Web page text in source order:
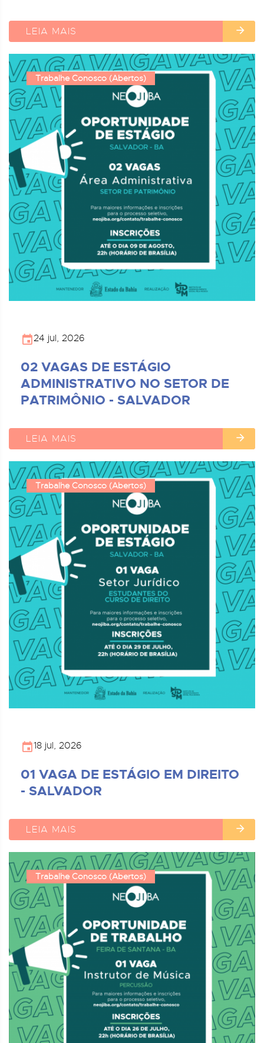
LEIA MAIS
Trabalhe Conosco (Abertos)
24 jul, 2026
02 VAGAS DE ESTÁGIO
ADMINISTRATIVO NO SETOR DE
PATRIMÔNIO - SALVADOR
LEIA MAIS
Trabalhe Conosco (Abertos)
18 jul, 2026
01 VAGA DE ESTÁGIO EM DIREITO
- SALVADOR
LEIA MAIS
Trabalhe Conosco (Abertos)